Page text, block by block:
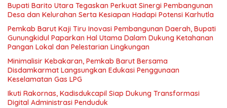
Bupati Barito Utara Tegaskan Perkuat Sinergi Pembangunan
Desa dan Kelurahan Serta Kesiapan Hadapi Potensi Karhutla
Pemkab Barut Kaji Tiru Inovasi Pembangunan Daerah, Bupati
Gunungkidul Paparkan Hal Utama Dalam Dukung Ketahanan
Pangan Lokal dan Pelestarian Lingkungan
Minimalisir Kebakaran, Pemkab Barut Bersama
Disdamkarmat Langsungkan Edukasi Penggunaan
Keselamatan Gas LPG
Ikuti Rakornas, Kadisdukcapil Siap Dukung Transformasi
Digital Administrasi Penduduk